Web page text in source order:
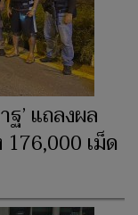
ฐ’ แถลงผล
เม็ด